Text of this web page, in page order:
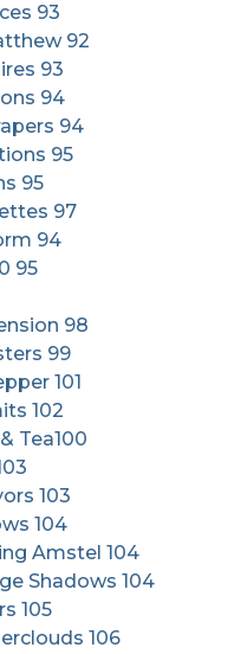
93
92
93
94
94
95
95
97
94
95
98
99
101
102
Tea100
103
104
Amstel 104
Shadows 104
105
106